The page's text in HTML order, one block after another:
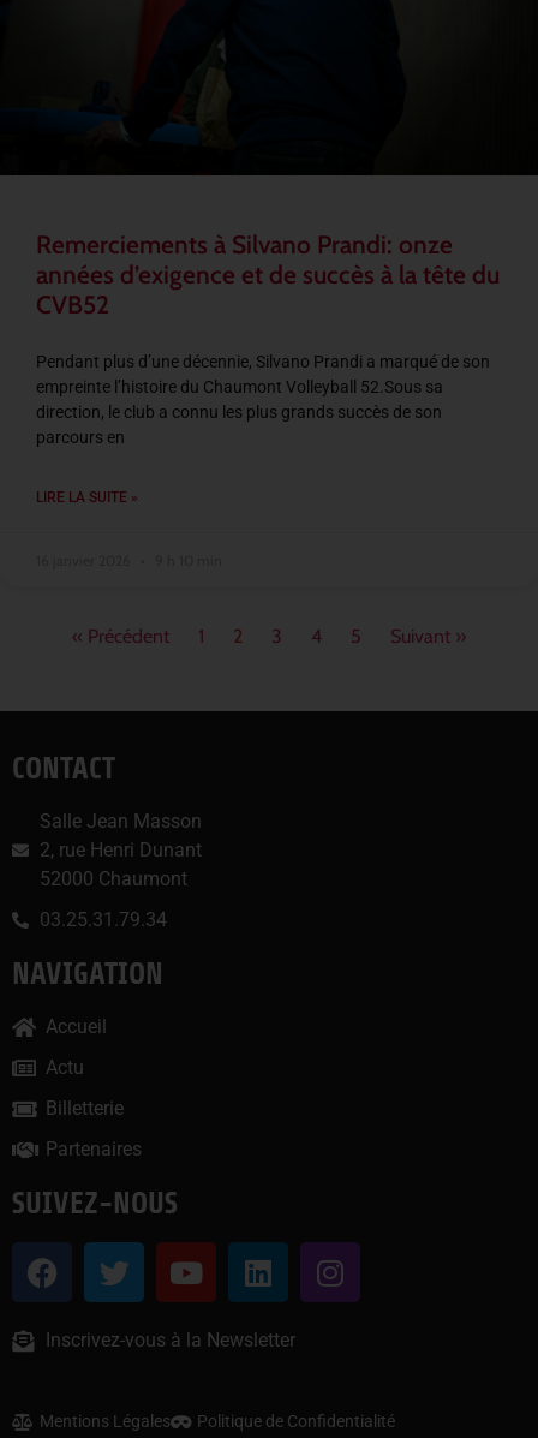
Remerciements à Silvano Prandi: onze
années d’exigence et de succès à la tête du
CVB52
Pendant plus d’une décennie, Silvano Prandi a marqué de son
empreinte l’histoire du Chaumont Volleyball 52.Sous sa
direction, le club a connu les plus grands succès de son
parcours en
LIRE LA SUITE »
« Précédent 1 2 3 4 5 Suivant »
CONTACT
Salle Jean Masson
2, rue Henri Dunant
52000 Chaumont
03.25.31.79.34
NAVIGATION
Accueil
Actu
Billetterie
Partenaires
SUIVEZ-NOUS
Inscrivez-vous à la Newsletter
Mentions Légales
Politique de Confidentialité